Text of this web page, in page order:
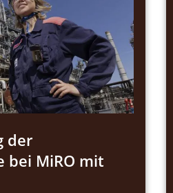
der
bei MiRO mit